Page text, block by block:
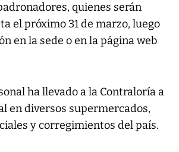
quienes serán
el próximo 31 de marzo, luego
en la sede o en la página web
ha llevado a la Contraloría a
en diversos supermercados,
y corregimientos del país.